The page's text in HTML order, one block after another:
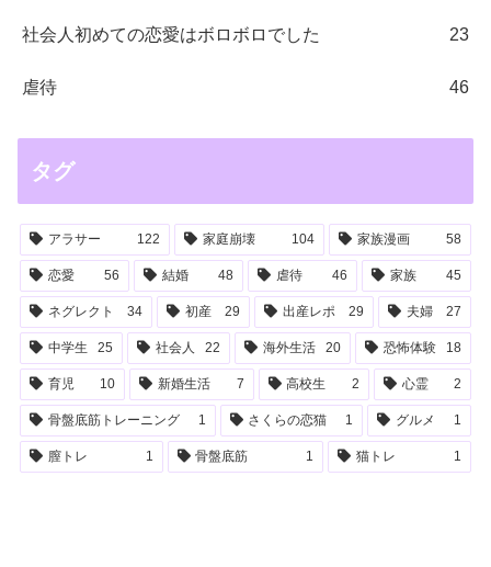
社会人初めての恋愛はボロボロでした 23
虐待 46
タグ
アラサー 122 家庭崩壊 104 家族漫画 58
恋愛 56 結婚 48 虐待 46 家族 45
ネグレクト 34 初産 29 出産レポ 29 夫婦 27
中学生 25 社会人 22 海外生活 20 恐怖体験 18
育児 10 新婚生活 7 高校生 2 心霊 2
骨盤底筋トレーニング 1 さくらの恋猫 1 グルメ 1
膣トレ 1 骨盤底筋 1 猫トレ 1